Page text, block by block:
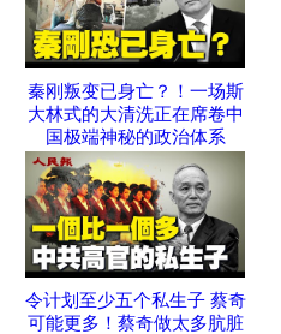
秦刚叛变已身亡？！一场斯
大林式的大清洗正在席卷中
国极端神秘的政治体系
令计划至少五个私生子 蔡奇
可能更多！蔡奇做太多肮脏